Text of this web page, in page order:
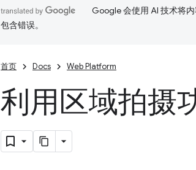
Google 会使用 AI 技术将
包含错误。
首页 Docs Web Platform
利用区域拍摄